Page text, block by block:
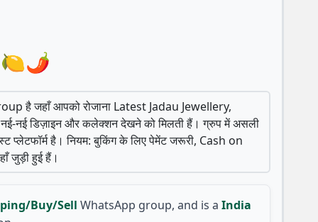
है जहाँ आपको रोजाना Latest Jadau Jewellery,
डिज़ाइन और कलेक्शन देखने को मिलती हैं। ग्रुप में असली
प्लेटफॉर्म है। नियम: बुकिंग के लिए पेमेंट जरूरी, Cash on
जुड़ी हुई हैं।
Buy/Sell WhatsApp group, and is a India